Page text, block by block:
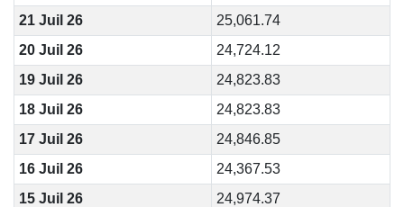
21 Juil 26
25,061.74
20 Juil 26
24,724.12
19 Juil 26
24,823.83
18 Juil 26
24,823.83
17 Juil 26
24,846.85
16 Juil 26
24,367.53
15 Juil 26
24,974.37